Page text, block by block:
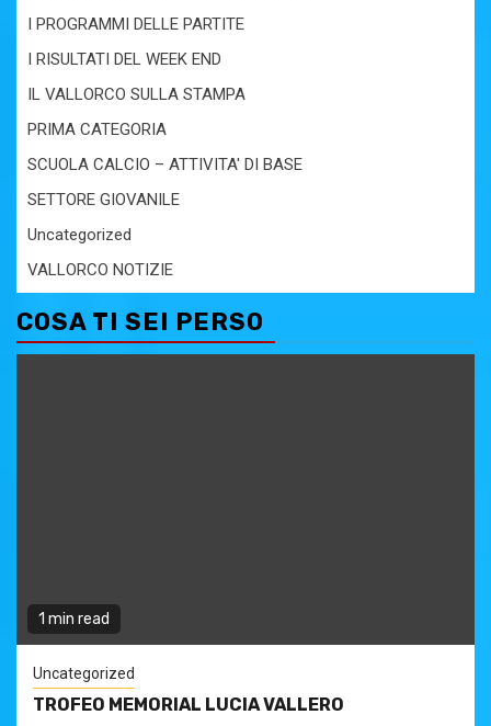
I PROGRAMMI DELLE PARTITE
I RISULTATI DEL WEEK END
IL VALLORCO SULLA STAMPA
PRIMA CATEGORIA
SCUOLA CALCIO – ATTIVITA' DI BASE
SETTORE GIOVANILE
Uncategorized
VALLORCO NOTIZIE
COSA TI SEI PERSO
1 min read
Uncategorized
TROFEO MEMORIAL LUCIA VALLERO